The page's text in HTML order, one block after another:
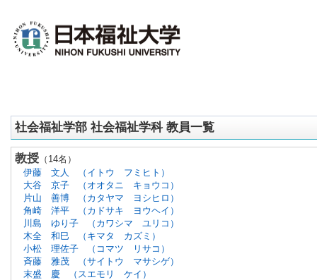
社会福祉学部 社会福祉学科 教員一覧
教授 （14名）
伊藤 文人
（イトウ フミヒト）
大谷 京子
（オオタニ キョウコ）
片山 善博
（カタヤマ ヨシヒロ）
角崎 洋平
（カドサキ ヨウヘイ）
川島 ゆり子
（カワシマ ユリコ）
木全 和巳
（キマタ カズミ）
小松 理佐子
（コマツ リサコ）
斉藤 雅茂
（サイトウ マサシゲ）
末盛 慶
（スエモリ ケイ）